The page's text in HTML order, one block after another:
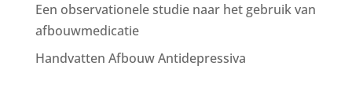
Een observationele studie naar het gebruik van
afbouwmedicatie
Handvatten Afbouw Antidepressiva